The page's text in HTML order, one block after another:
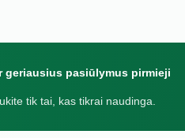
geriausius pasiūlymus pirmieji
tik tai, kas tikrai naudinga.